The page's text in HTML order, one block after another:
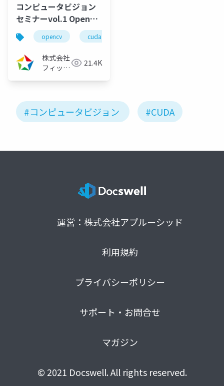
コンピュータビジョン
セミナーvol.1 OpenCV
活用 ～OpenCVで
CUDAを活用するための
GpuMat解説～
（2022/08/05）
opencv cuda
株式会社
フィック
21.4K
#コンピュータビジョン #CUDA
運営：株式会社アプルーシッド
利用規約
プライバシーポリシー
サポート・お問合せ
マガジン
© 2021 Docswell. All rights reserved.